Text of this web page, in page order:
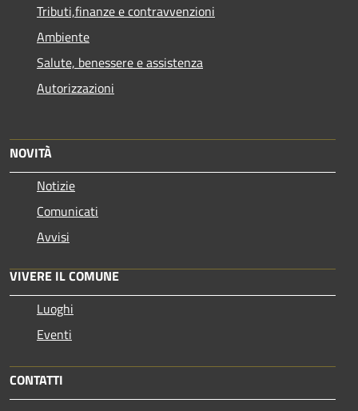
Tributi,finanze e contravvenzioni
Ambiente
Salute, benessere e assistenza
Autorizzazioni
NOVITÀ
Notizie
Comunicati
Avvisi
VIVERE IL COMUNE
Luoghi
Eventi
CONTATTI